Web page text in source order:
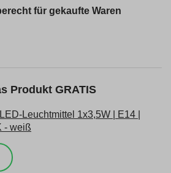
für gekaufte Waren
Produkt GRATIS
Leuchtmittel 1x3,5W | E14 |
- weiß